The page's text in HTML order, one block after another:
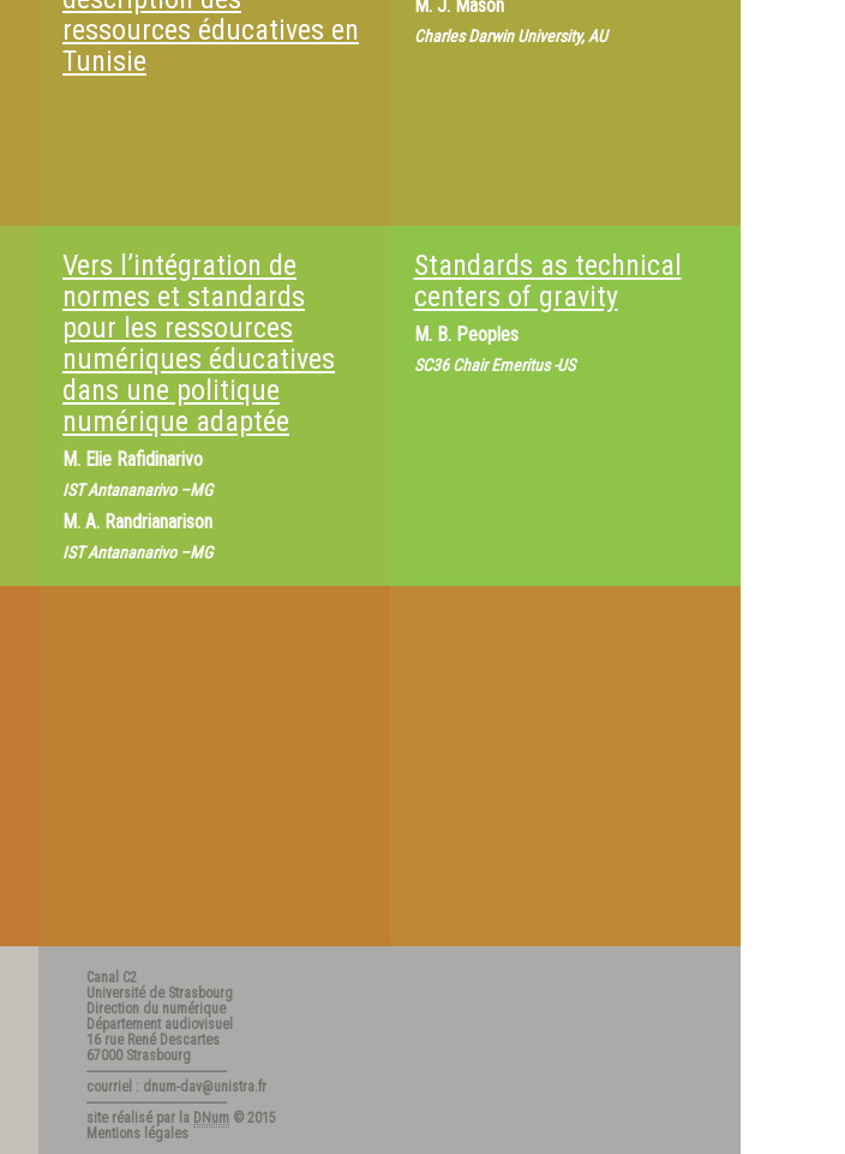
ressources éducatives en
Tunisie
M. J. Mason
Charles Darwin University, AU
Vers l’intégration de
normes et standards
pour les ressources
numériques éducatives
dans une politique
numérique adaptée
M. Elie Rafidinarivo
IST Antananarivo –MG
M. A. Randrianarison
IST Antananarivo –MG
Standards as technical
centers of gravity
M. B. Peoples
SC36 Chair Emeritus -US
Canal C2
Université de Strasbourg
Direction du numérique
Département audiovisuel
16 rue René Descartes
67000 Strasbourg
---------------------------------------
courriel : dnum-dav@unistra.fr
---------------------------------------
site réalisé par la DNum © 2015
Mentions légales